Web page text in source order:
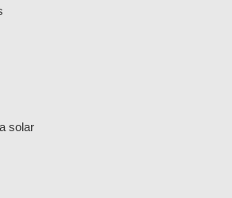
solar